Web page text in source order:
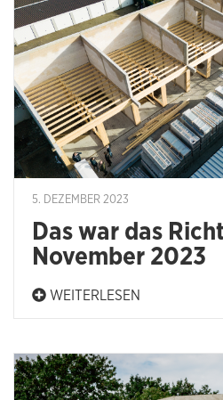
5. DEZEMBER 2023
Das war das
November 2023
WEITERLESEN